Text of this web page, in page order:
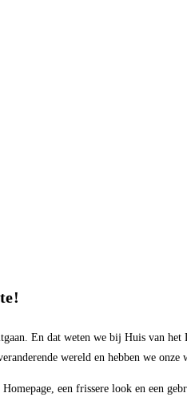
En dat weten we bij Huis van
wereld en hebben we
een frissere look en een